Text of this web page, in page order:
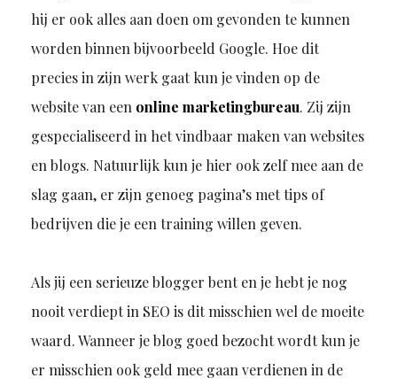
hij er ook alles aan doen om gevonden te kunnen
worden binnen bijvoorbeeld Google. Hoe dit
precies in zijn werk gaat kun je vinden op de
website van een online marketingbureau. Zij zijn
gespecialiseerd in het vindbaar maken van websites
en blogs. Natuurlijk kun je hier ook zelf mee aan de
slag gaan, er zijn genoeg pagina’s met tips of
bedrijven die je een training willen geven.
Als jij een serieuze blogger bent en je hebt je nog
nooit verdiept in SEO is dit misschien wel de moeite
waard. Wanneer je blog goed bezocht wordt kun je
er misschien ook geld mee gaan verdienen in de